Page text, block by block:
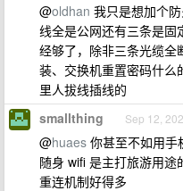
@oldhan 我只是想加个
线全是公网还有三条是固
经够了，除非三条光缆全
装、交换机重置密码什么
里人拔线插线的
smallthing Sep 12,
@huaes 你甚至不如用手
随身 wifi 是主打旅游用
重连机制好得多